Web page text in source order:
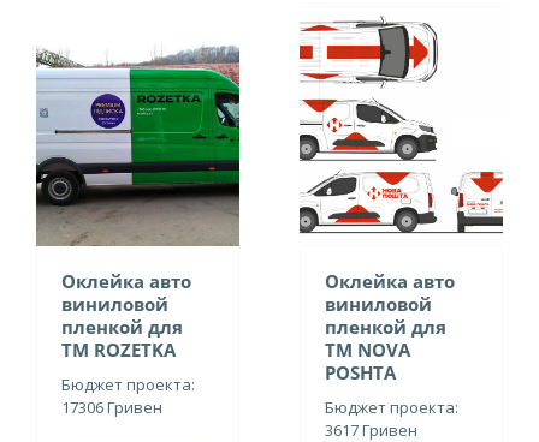
Оклейка авто
виниловой
пленкой для
ТМ ROZETKA
Бюджет проекта:
17306 Гривен
Оклейка авто
виниловой
пленкой для
ТМ NOVA
POSHTA
Бюджет проекта:
3617 Гривен